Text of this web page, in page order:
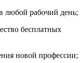
любой рабочий день;
бесплатных
новой профессии;